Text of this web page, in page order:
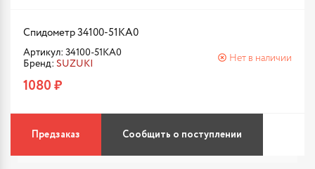
Спидометр 34100-51KA0
Артикул: 34100-51KA0
Бренд: SUZUKI
Нет в наличии
1080 ₽
Предзаказ Сообщить о поступлении